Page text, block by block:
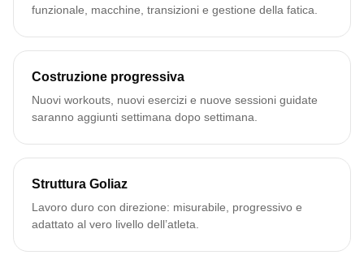
funzionale, macchine, transizioni e gestione della fatica.
Costruzione progressiva
Nuovi workouts, nuovi esercizi e nuove sessioni guidate
saranno aggiunti settimana dopo settimana.
Struttura Goliaz
Lavoro duro con direzione: misurabile, progressivo e
adattato al vero livello dell’atleta.